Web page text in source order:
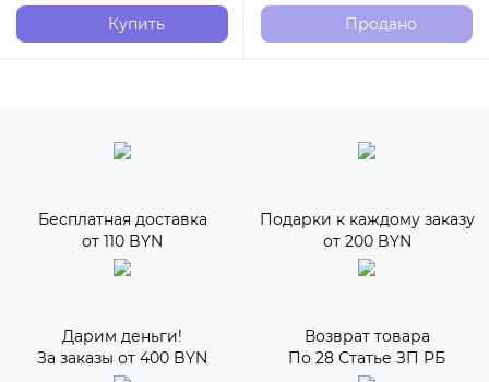
Купить Продано
Бесплатная доставка
от 110 BYN
Подарки к каждому заказу
от 200 BYN
Дарим деньги!
За заказы от 400 BYN
Возврат товара
По 28 Статье ЗП РБ